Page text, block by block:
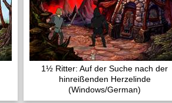
1½ Ritter: Auf der Suche nach der
hinreißenden Herzelinde
(Windows/German)